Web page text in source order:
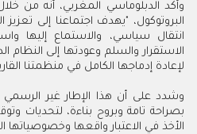
وأكد الدبلوماسي المغربي، أنه من
البروتوكول، "يهدف اجتماعنا إلى تعزيز
انتقال سياسي، والاستماع إليها
الاستقرار والسلم وعودتها إلى النظام
لإعادة إدماجها الكامل في منظمتنا
وشدد على أن هذا الإطار غير الرسمي
بصراحة تامة وبروح بناءة، لتحديات
الأخذ في الاعتبار واقعها وخصوصياتها